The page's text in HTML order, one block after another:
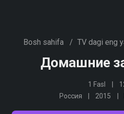
Bosh sahifa / TV dagi eng
Домашние
1 Fasl
Россия
2015